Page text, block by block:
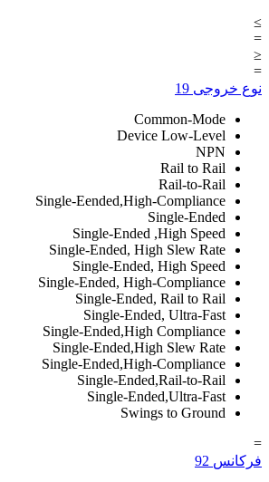
≥
=
≤
=
نوع خروجی 19
Common-Mode
Device Low-Level
NPN
Rail to Rail
Rail-to-Rail
Single-Eended,High-Compliance
Single-Ended
Single-Ended ,High Speed
Single-Ended, High Slew Rate
Single-Ended, High Speed
Single-Ended, High-Compliance
Single-Ended, Rail to Rail
Single-Ended, Ultra-Fast
Single-Ended,High Compliance
Single-Ended,High Slew Rate
Single-Ended,High-Compliance
Single-Ended,Rail-to-Rail
Single-Ended,Ultra-Fast
Swings to Ground
=
فرکانس 92